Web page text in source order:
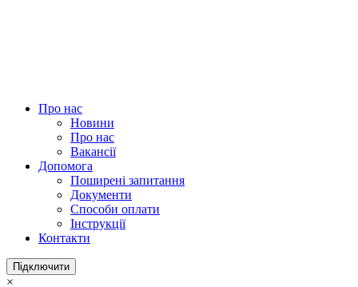
Про нас
Новини
Про нас
Вакансії
Допомога
Поширені запитання
Документи
Способи оплати
Інструкції
Контакти
Підключити
×